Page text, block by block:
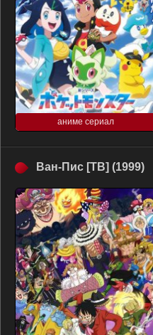
аниме сериал
Ван-Пис [ТВ] (1999)